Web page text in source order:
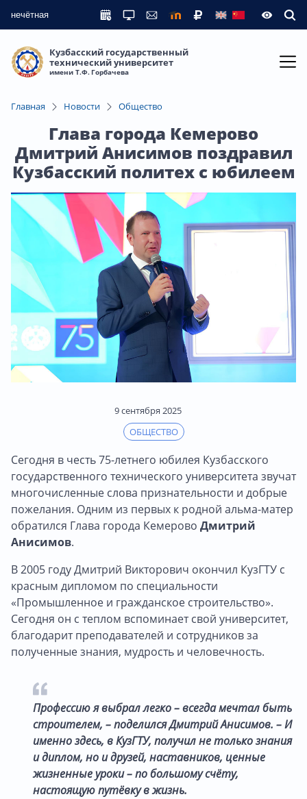
нечётная
Кузбасский государственный
технический университет
имени Т.Ф. Горбачева
Главная Новости Общество
Глава города Кемерово
Дмитрий Анисимов поздравил
Кузбасский политех с юбилеем
9 сентября 2025
ОБЩЕСТВО
Сегодня в честь 75-летнего юбилея Кузбасского
государственного технического университета звучат
многочисленные слова признательности и добрые
пожелания. Одним из первых к родной альма-матер
обратился Глава города Кемерово Дмитрий
Анисимов.
В 2005 году Дмитрий Викторович окончил КузГТУ с
красным дипломом по специальности
«Промышленное и гражданское строительство».
Сегодня он с теплом вспоминает свой университет,
благодарит преподавателей и сотрудников за
полученные знания, мудрость и человечность.
Профессию я выбрал легко – всегда мечтал быть
строителем, – поделился Дмитрий Анисимов. – И
именно здесь, в КузГТУ, получил не только знания
и диплом, но и друзей, наставников, ценные
жизненные уроки – по большому счёту,
настоящую путёвку в жизнь.